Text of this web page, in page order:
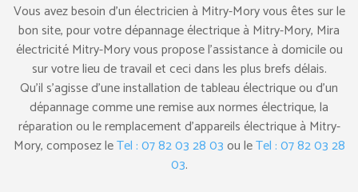
Vous avez besoin d’un électricien à Mitry-Mory vous êtes sur le
bon site, pour votre dépannage électrique à Mitry-Mory, Mira
électricité Mitry-Mory vous propose l’assistance à domicile ou
sur votre lieu de travail et ceci dans les plus brefs délais.
Qu’il s’agisse d’une installation de tableau électrique ou d’un
dépannage comme une remise aux normes électrique, la
réparation ou le remplacement d’appareils électrique à Mitry-
Mory, composez leTel : 07 82 03 28 03ou leTel : 07 82 03 28
03.